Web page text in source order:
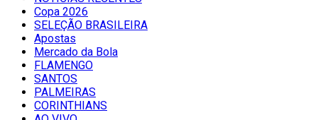
Copa 2026
SELEÇÃO BRASILEIRA
Apostas
Mercado da Bola
FLAMENGO
SANTOS
PALMEIRAS
CORINTHIANS